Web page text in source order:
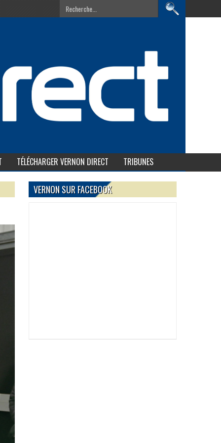
TÉLÉCHARGER VERNON DIRECT TRIBUNES
VERNON SUR FACEBOOK